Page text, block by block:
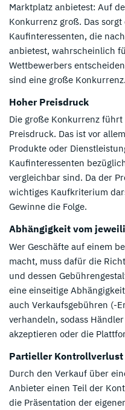
Marktplatz anbietest: Auf
Konkurrenz groß. Das
Kaufinteressenten, die
anbietest, wahrscheinlich
Wettbewerbers
sind eine große Konkurrenz.
Hoher Preisdruck
Die große Konkurrenz
Preisdruck. Das ist vor
Produkte oder
Kaufinteressenten
vergleichbar sind. Da der
wichtiges Kaufkriterium
Gewinne die Folge.
Abhängigkeit vom
Wer Geschäfte auf einem
macht, muss dafür die
und dessen
eine einseitige
auch Verkaufsgebühren (-
verhandeln, sodass
akzeptieren oder die
Partieller Kontrollverlust
Durch den Verkauf über
Anbieter einen Teil der
die Präsentation der